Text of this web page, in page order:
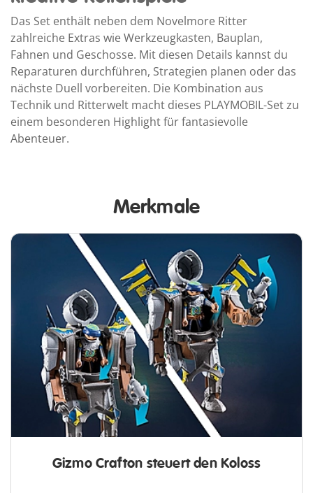
Das Set enthält neben dem Novelmore Ritter
zahlreiche Extras wie Werkzeugkasten, Bauplan,
Fahnen und Geschosse. Mit diesen Details kannst du
Reparaturen durchführen, Strategien planen oder das
nächste Duell vorbereiten. Die Kombination aus
Technik und Ritterwelt macht dieses PLAYMOBIL-Set zu
einem besonderen Highlight für fantasievolle
Abenteuer.
Merkmale
Gizmo Crafton steuert den Koloss